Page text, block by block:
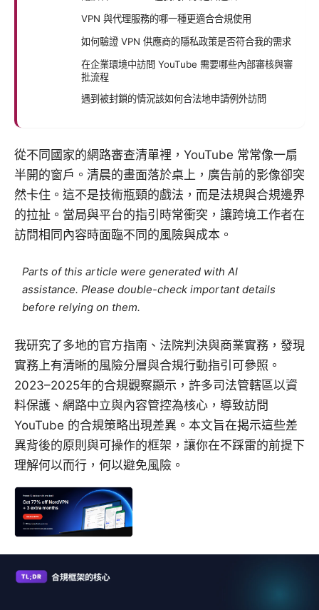
VPN 與代理服務的哪一種更適合合規使用
如何驗證 VPN 供應商的隱私政策是否符合我的需求
在企業環境中訪問 YouTube 需要哪些內部審核與審
批流程
遇到被封鎖的情況該如何合法地申請例外訪問
從不同國家的網路審查清單裡，YouTube 常常像一扇
半開的窗戶。清晨的畫面落於桌上，廣告前的影像卻突
然卡住。這不是技術瓶頸的戲法，而是法規與合規邊界
的拉扯。當局與平台的指引時常衝突，讓跨境工作者在
訪問相同內容時面臨不同的風險與成本。
Parts of this article were generated with AI
assistance. Please double-check important details
before relying on them.
我研究了多地的官方指南、法院判決與商業實務，發現
實務上有清晰的風險分層與合規行動指引可參照。
2023–2025年的合規觀察顯示，許多司法管轄區以資
料保護、網路中立與內容管控為核心，導致訪問
YouTube 的合規策略出現差異。本文旨在揭示這些差
異背後的原則與可操作的框架，讓你在不踩雷的前提下
理解何以而行，何以避免風險。